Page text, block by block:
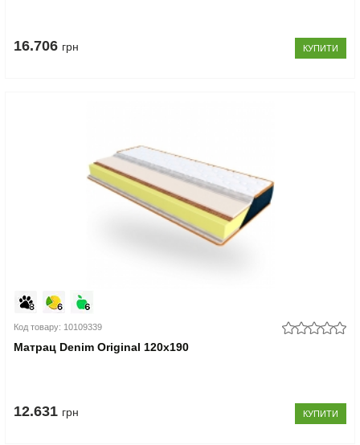
16.706 грн КУПИТИ
Код товару: 10109339
Матрац Denim Original 120x190
12.631 грн КУПИТИ